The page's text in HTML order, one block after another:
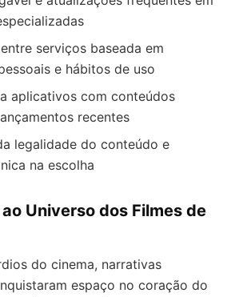
serviços baseada em
e hábitos de uso
aplicativos com conteúdos
recentes
legalidade do conteúdo e
na escolha
Universo dos Filmes de
do cinema, narrativas
espaço no coração do